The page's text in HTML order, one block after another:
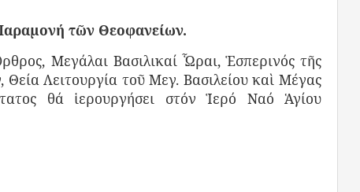
τῶν Θεοφανείων.
Μεγάλαι Βασιλικαί Ὧραι, Ἑσπερινός τῆς
Λειτουργία τοῦ Μεγ. Βασιλείου καὶ Μέγας
θά ἱερουργήσει στόν Ἱερό Ναό Ἁγίου